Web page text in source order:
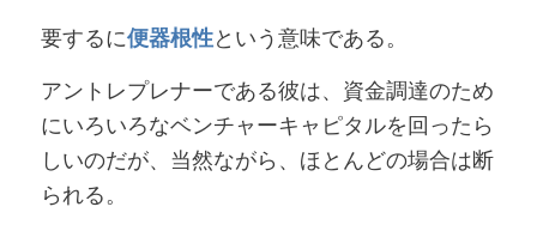
要するに便器根性という意味である。
アントレプレナーである彼は、資金調達のため
にいろいろなベンチャーキャピタルを回ったら
しいのだが、当然ながら、ほとんどの場合は断
られる。